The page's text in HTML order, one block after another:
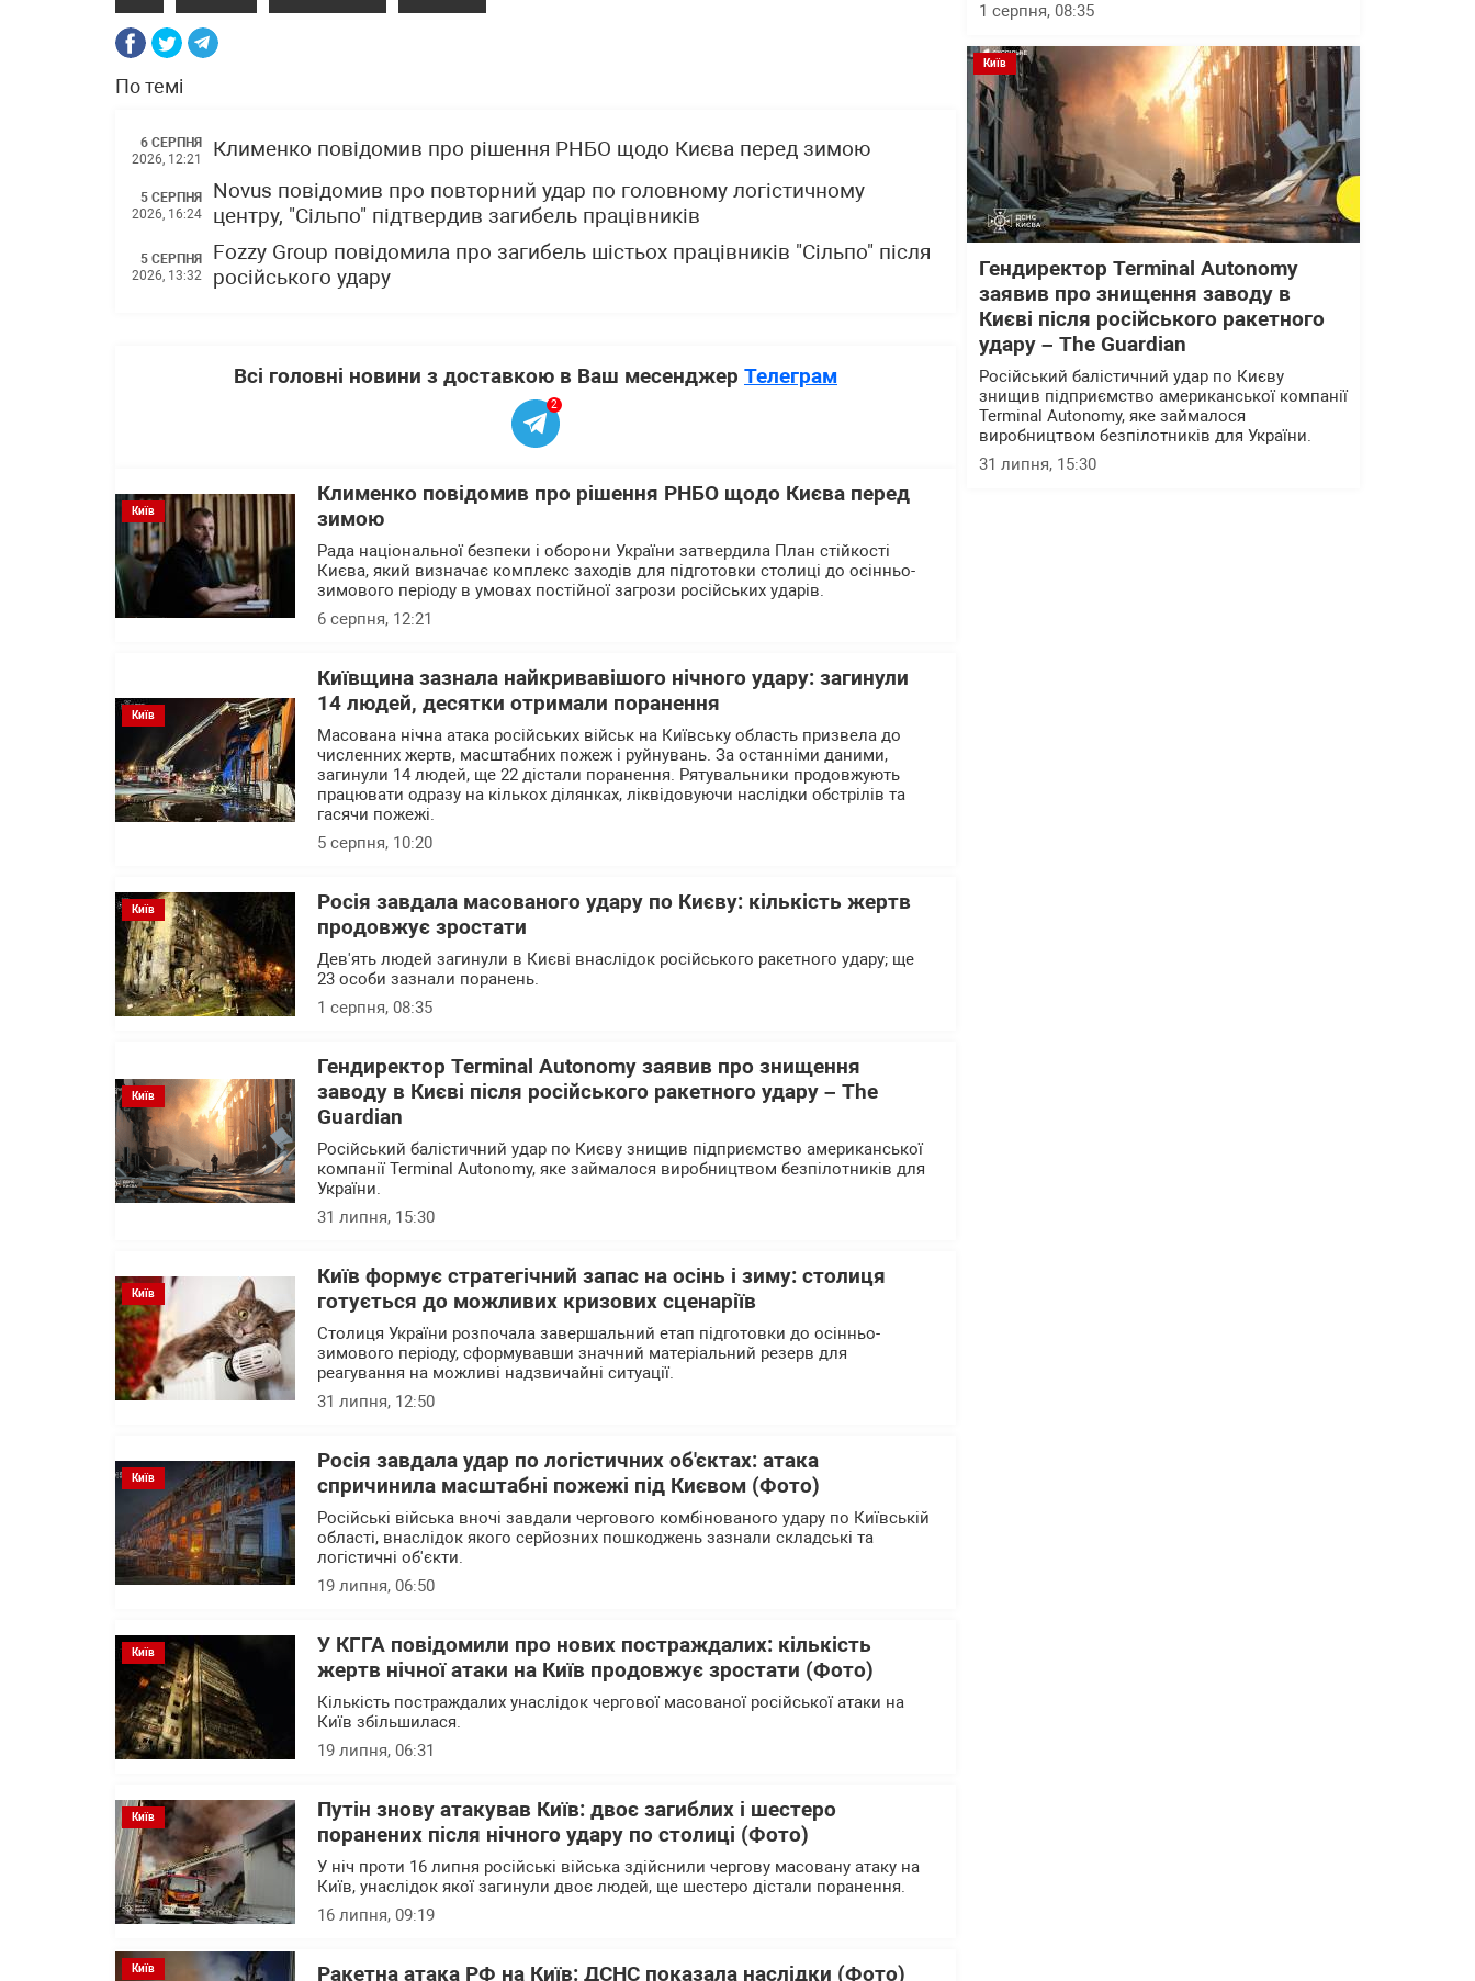
По темі
6 СЕРПНЯ
2026, 12:21
Клименко повідомив про рішення РНБО щодо Києва перед зимою
5 СЕРПНЯ
2026, 16:24
Novus повідомив про повторний удар по головному логістичному
центру, "Сільпо" підтвердив загибель працівників
5 СЕРПНЯ
2026, 13:32
Fozzy Group повідомила про загибель шістьох працівників "Сільпо" після
російського удару
Всі головні новини з доставкою в Ваш месенджер Телеграм
2
Київ
Клименко повідомив про рішення РНБО щодо Києва перед
зимою
Рада національної безпеки і оборони України затвердила План стійкості
Києва, який визначає комплекс заходів для підготовки столиці до осінньо-
зимового періоду в умовах постійної загрози російських ударів.
6 серпня, 12:21
Київ
Київщина зазнала найкривавішого нічного удару: загинули
14 людей, десятки отримали поранення
Масована нічна атака російських військ на Київську область призвела до
численних жертв, масштабних пожеж і руйнувань. За останніми даними,
загинули 14 людей, ще 22 дістали поранення. Рятувальники продовжують
працювати одразу на кількох ділянках, ліквідовуючи наслідки обстрілів та
гасячи пожежі.
5 серпня, 10:20
Київ
Росія завдала масованого удару по Києву: кількість жертв
продовжує зростати
Дев'ять людей загинули в Києві внаслідок російського ракетного удару; ще
23 особи зазнали поранень.
1 серпня, 08:35
Київ
Гендиректор Terminal Autonomy заявив про знищення
заводу в Києві після російського ракетного удару – The
Guardian
Російський балістичний удар по Києву знищив підприємство американської
компанії Terminal Autonomy, яке займалося виробництвом безпілотників для
України.
31 липня, 15:30
Київ
Київ формує стратегічний запас на осінь і зиму: столиця
готується до можливих кризових сценаріїв
Столиця України розпочала завершальний етап підготовки до осінньо-
зимового періоду, сформувавши значний матеріальний резерв для
реагування на можливі надзвичайні ситуації.
31 липня, 12:50
Київ
Росія завдала удар по логістичних об'єктах: атака
спричинила масштабні пожежі під Києвом (Фото)
Російські війська вночі завдали чергового комбінованого удару по Київській
області, внаслідок якого серйозних пошкоджень зазнали складські та
логістичні об'єкти.
19 липня, 06:50
Київ
У КГГА повідомили про нових постраждалих: кількість
жертв нічної атаки на Київ продовжує зростати (Фото)
Кількість постраждалих унаслідок чергової масованої російської атаки на
Київ збільшилася.
19 липня, 06:31
Київ
Путін знову атакував Київ: двоє загиблих і шестеро
поранених після нічного удару по столиці (Фото)
У ніч проти 16 липня російські війська здійснили чергову масовану атаку на
Київ, унаслідок якої загинули двоє людей, ще шестеро дістали поранення.
16 липня, 09:19
Київ Ракетна атака РФ на Київ: ДСНС показала наслідки (Фото)
1 серпня, 08:35
Київ
Гендиректор Terminal Autonomy
заявив про знищення заводу в
Києві після російського ракетного
удару – The Guardian
Російський балістичний удар по Києву
знищив підприємство американської компанії
Terminal Autonomy, яке займалося
виробництвом безпілотників для України.
31 липня, 15:30